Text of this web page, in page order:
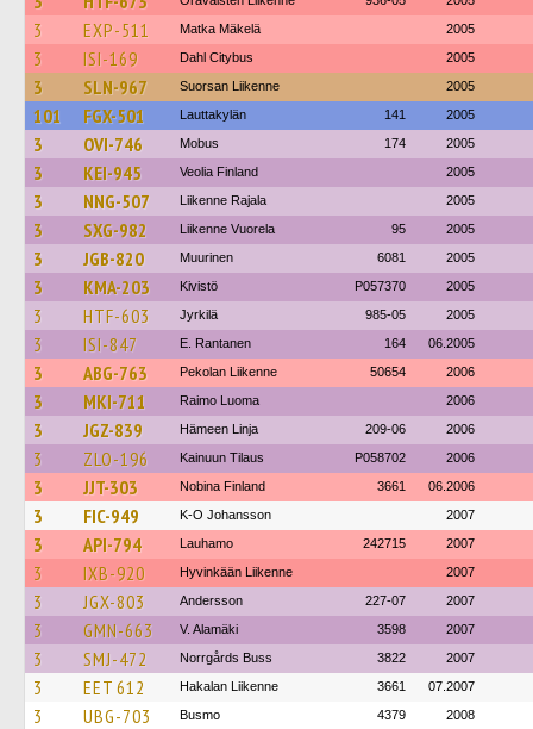
3 EXP-511 Matka Mäkelä 2005
3 ISI-169 Dahl Citybus 2005
3 SLN-967 Suorsan Liikenne 2005
101 FGX-501 Lauttakylän 141 2005
3 OVI-746 Mobus 174 2005
3 KEI-945 Veolia Finland 2005
3 NNG-507 Liikenne Rajala 2005
3 SXG-982 Liikenne Vuorela 95 2005
3 JGB-820 Muurinen 6081 2005
3 KMA-203 Kivistö P057370 2005
3 HTF-603 Jyrkilä 985-05 2005
3 ISI-847 E. Rantanen 164 06.2005
3 ABG-763 Pekolan Liikenne 50654 2006
3 MKI-711 Raimo Luoma 2006
3 JGZ-839 Hämeen Linja 209-06 2006
3 ZLO-196 Kainuun Tilaus P058702 2006
3 JJT-303 Nobina Finland 3661 06.2006
3 FIC-949 K-O Johansson 2007
3 API-794 Lauhamo 242715 2007
3 IXB-920 Hyvinkään Liikenne 2007
3 JGX-803 Andersson 227-07 2007
3 GMN-663 V. Alamäki 3598 2007
3 SMJ-472 Norrgårds Buss 3822 2007
3 EET 612 Hakalan Liikenne 3661 07.2007
3 UBG-703 Busmo 4379 2008